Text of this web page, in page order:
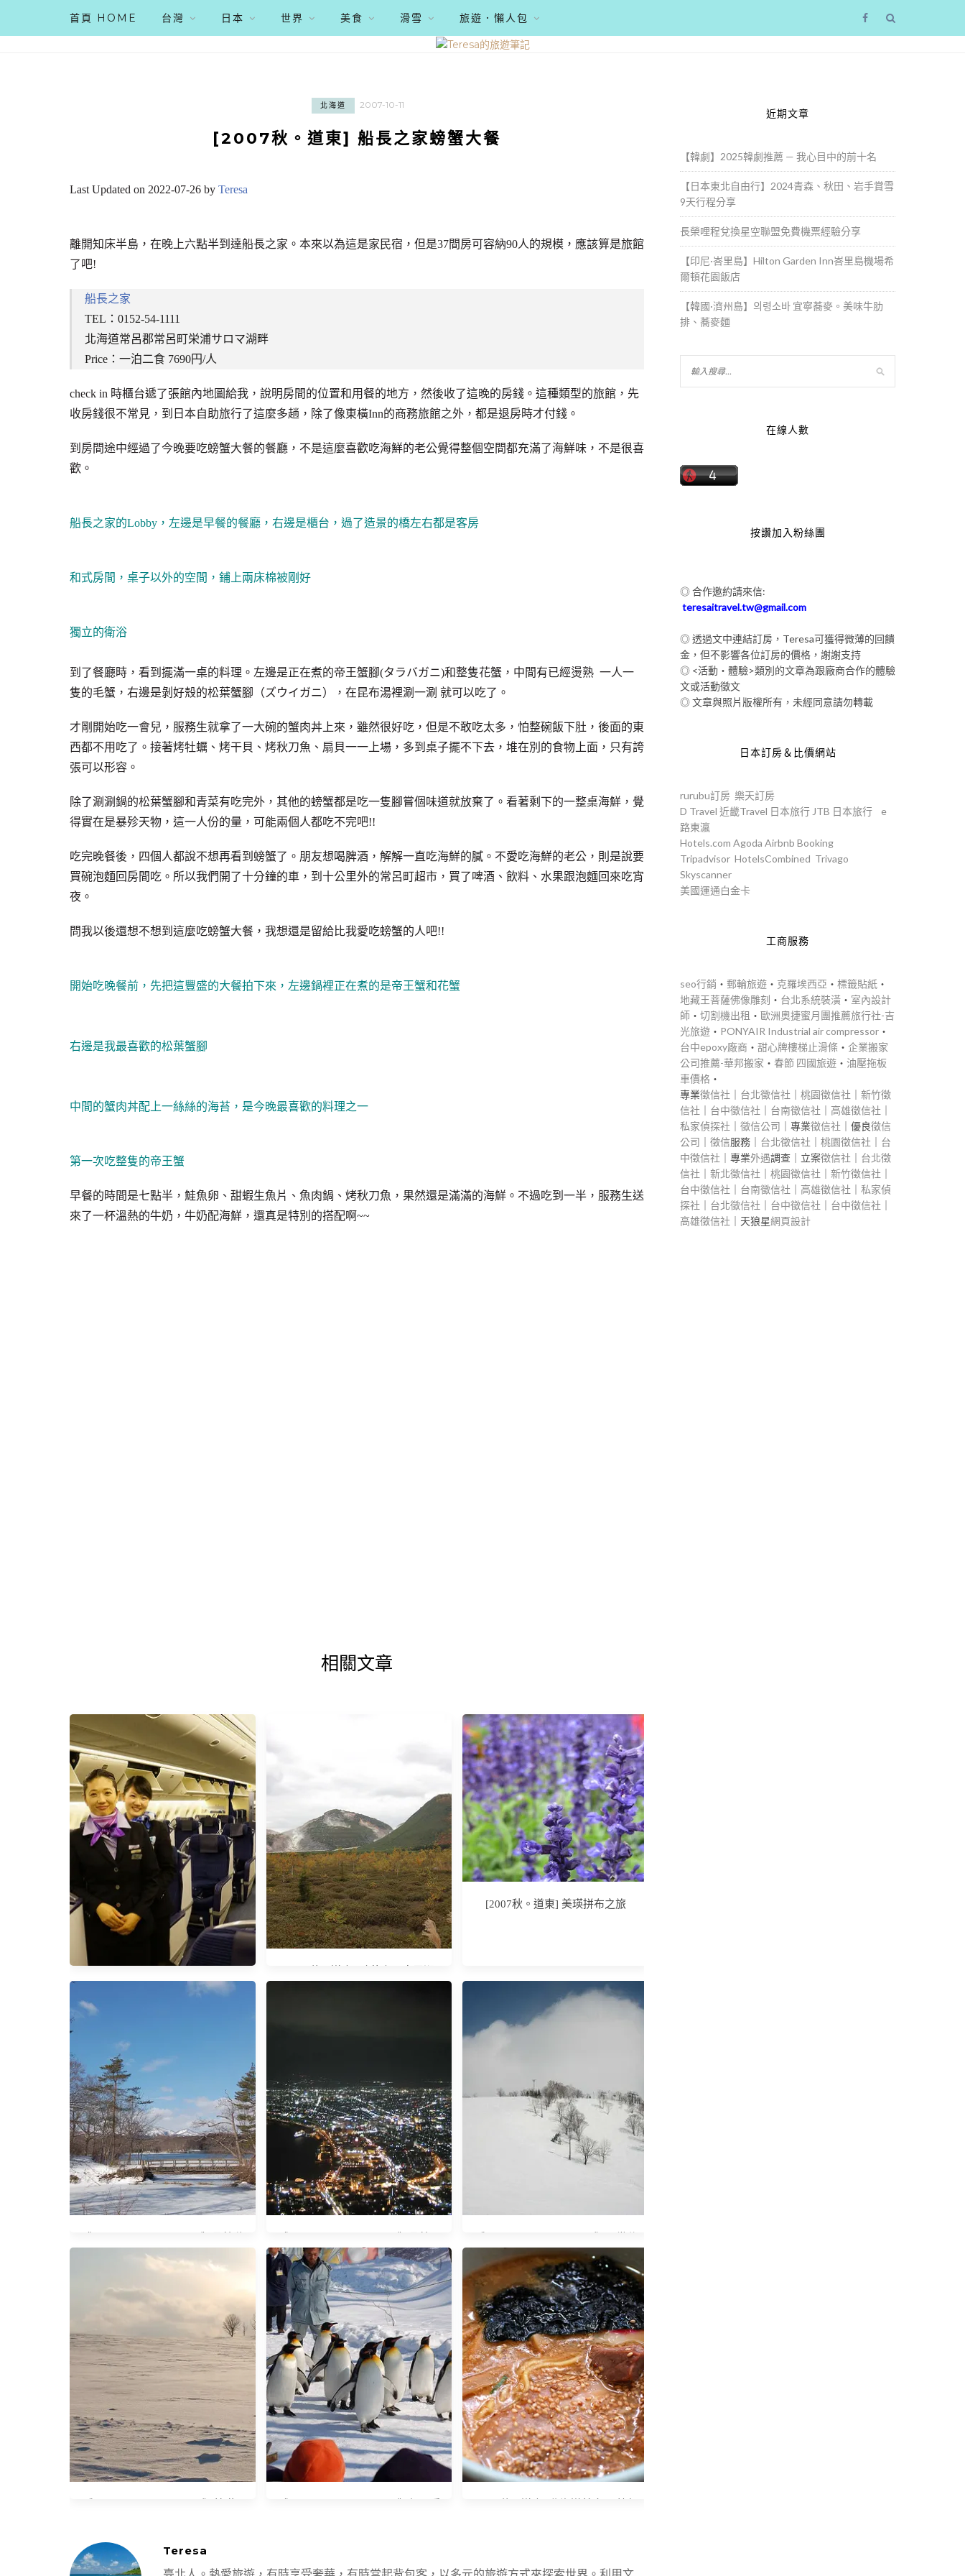
首頁 HOME 台灣 日本 世界 美食 滑雪 旅遊．懶人包
北海道 2007-10-11
[2007秋。道東] 船長之家螃蟹大餐
Last Updated on 2022-07-26 by Teresa
離開知床半島，在晚上六點半到達船長之家。本來以為這是家民宿，但是37間房可容納90人的規模，應該算是旅館
了吧!
船長之家
TEL：0152-54-1111
北海道常呂郡常呂町栄浦サロマ湖畔
Price：一泊二食 7690円/人
check in 時櫃台遞了張館內地圖給我，說明房間的位置和用餐的地方，然後收了這晚的房錢。這種類型的旅館，先
收房錢很不常見，到日本自助旅行了這麼多趟，除了像東橫Inn的商務旅館之外，都是退房時才付錢。
到房間途中經過了今晚要吃螃蟹大餐的餐廳，不是這麼喜歡吃海鮮的老公覺得整個空間都充滿了海鮮味，不是很喜
歡。
船長之家的Lobby，左邊是早餐的餐廳，右邊是櫃台，過了造景的橋左右都是客房
和式房間，桌子以外的空間，鋪上兩床棉被剛好
獨立的衛浴
到了餐廳時，看到擺滿一桌的料理。左邊是正在煮的帝王蟹腳(タラバガニ)和整隻花蟹，中間有已經燙熟 一人一
隻的毛蟹，右邊是剝好殼的松葉蟹腳（ズウイガニ），在昆布湯裡涮一涮 就可以吃了。
才剛開始吃一會兒，服務生就拿了一大碗的蟹肉丼上來，雖然很好吃，但是不敢吃太多，怕整碗飯下肚，後面的東
西都不用吃了。接著烤牡蠣、烤干貝、烤秋刀魚、扇貝一一上場，多到桌子擺不下去，堆在別的食物上面，只有誇
張可以形容。
除了涮涮鍋的松葉蟹腳和青菜有吃完外，其他的螃蟹都是吃一隻腳嘗個味道就放棄了。看著剩下的一整桌海鮮，覺
得實在是暴殄天物，這一人份的量，可能兩個人都吃不完吧!!
吃完晚餐後，四個人都說不想再看到螃蟹了。朋友想喝脾酒，解解一直吃海鮮的膩。不愛吃海鮮的老公，則是說要
買碗泡麵回房間吃。所以我們開了十分鐘的車，到十公里外的常呂町超市，買了啤酒、飲料、水果跟泡麵回來吃宵
夜。
問我以後還想不想到這麼吃螃蟹大餐，我想還是留給比我愛吃螃蟹的人吧!!
開始吃晚餐前，先把這豐盛的大餐拍下來，左邊鍋裡正在煮的是帝王蟹和花蟹
右邊是我最喜歡的松葉蟹腳
中間的蟹肉丼配上一絲絲的海苔，是今晚最喜歡的料理之一
第一次吃整隻的帝王蟹
早餐的時間是七點半，鮭魚卵、甜蝦生魚片、魚肉鍋、烤秋刀魚，果然還是滿滿的海鮮。不過吃到一半，服務生送
來了一杯溫熱的牛奶，牛奶配海鮮，還真是特別的搭配啊~~
相關文章
全日空ANA767-300ER初體驗
[2007秋。道東] 美瑛拼布之旅
意走走
萬夜景
滑雪初體驗
Teresa
近期文章
【韓劇】2025韓劇推薦 — 我心目中的前十名
【日本東北自由行】2024青森、秋田、岩手賞雪
9天行程分享
長榮哩程兌換星空聯盟免費機票經驗分享
【印尼·峇里島】Hilton Garden Inn峇里島機場希
爾頓花園飯店
【韓國·濟州島】의령소바 宜寧蕎麥。美味牛肋
排、蕎麥麵
在線人數
按讚加入粉絲團
◎ 合作邀約請來信:
teresaitravel.tw@gmail.com
◎ 透過文中連結訂房，Teresa可獲得微薄的回饋
金，但不影響各位訂房的價格，謝謝支持
◎ <活動‧體驗>類別的文章為跟廠商合作的體驗
文或活動徵文
◎ 文章與照片版權所有，未經同意請勿轉載
日本訂房＆比價網站
rurubu訂房 樂天訂房
D Travel 近畿Travel 日本旅行 JTB 日本旅行
e
路東瀛
Hotels.com Agoda Airbnb Booking
Tripadvisor HotelsCombined Trivago
Skyscanner
美國運通白金卡
工商服務
seo行銷 ‧ 郵輪旅遊 ‧ 克羅埃西亞 ‧ 標籤貼紙 ‧
地藏王菩薩佛像雕刻 ‧ 台北系統裝潢 ‧ 室內設計
師 ‧ 切割機出租 ‧ 歐洲奧捷蜜月團推薦旅行社-吉
光旅遊 ‧ PONYAIR Industrial air compressor ‧
台中epoxy廠商 ‧ 甜心牌樓梯止滑條 ‧ 企業搬家
公司推薦-華邦搬家 ‧ 春節 四國旅遊 ‧ 油壓拖板
車價格 ‧
專業徵信社 台北徵信社 桃園徵信社
新竹徵
信社
台中徵信社 台南徵信社 高雄徵信社
私家偵探社
徵信公司 ｜專業徵信社 ｜優良徵信
公司
徵信服務｜ 台北徵信社 桃園徵信社
台
中徵信社 ｜專業外遇調查｜立案徵信社
台北徵
信社
新北徵信社 桃園徵信社 新竹徵信社
台中徵信社
台南徵信社 高雄徵信社
私家偵
探社
台北徵信社 台中徵信社 台中徵信社
高雄徵信社 ｜天狼星網頁設計